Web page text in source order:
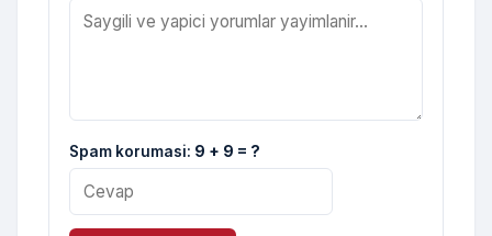
Spam korumasi: 9 + 9 = ?